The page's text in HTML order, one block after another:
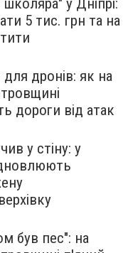
у Дніпрі:
5 тис. грн та на
дронів: як на
дороги від атак
у стіну: у
був пес": на